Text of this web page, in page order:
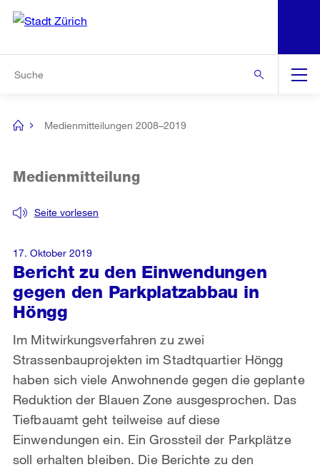
Navigation
[no
Medienmitteilungen 2008–2019
Bericht zu den Einwendungen
gegen den Parkplatzabbau in
Höngg
Seite vorlesen
Medienmitteilung
Im Mitwirkungsverfahren zu zwei
Strassenbauprojekten im Stadtquartier Höngg
haben sich viele Anwohnende gegen die geplante
Reduktion der Blauen Zone ausgesprochen. Das
Tiefbauamt geht teilweise auf diese
Einwendungen ein. Ein Grossteil der Parkplätze
soll erhalten bleiben. Die Berichte zu den
17. Oktober 2019